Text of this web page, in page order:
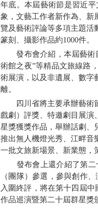
年底。本屆藝術節是習近
象，文藝工作者新作為、新
覽及藝術評論等多項主題活
篆刻、攝影作品約1000件。
發布會介紹，本屆藝術節
術館之夜”等精品文旅線路
術展演，以及非遺展、數字
離。
四川省將主要承辦藝術節
戲劇）評獎、特邀劇目展演
星獎獲獎作品，舉辦話劇、
推出無人機燈光秀、江畔音
一批文旅新場景、新業態，
發布會上還介紹了第二十
（團隊）參選，參與創作
入圍終評，將在第十四屆
作品巡演暨第二十屆群星獎